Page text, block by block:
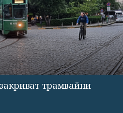
трамвайни